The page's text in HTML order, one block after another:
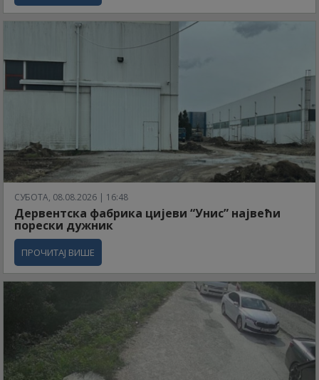
СУБОТА, 08.08.2026 | 16:48
Дервентска фабрика цијеви “Унис” највећи
порески дужник
ПРОЧИТАЈ ВИШЕ